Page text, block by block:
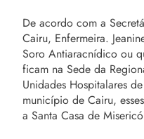
De acordo com a
Cairu, Enfermeira.
Soro Antiaracnídico ou
ficam na Sede da
Unidades Hospitalares
município de Cairu,
a Santa Casa de